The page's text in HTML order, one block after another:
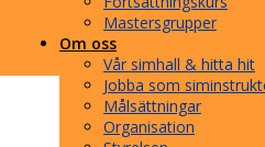
Mastersgrupper
Om oss
Vår simhall & hitta hit
Jobba som
Målsättningar
Organisation